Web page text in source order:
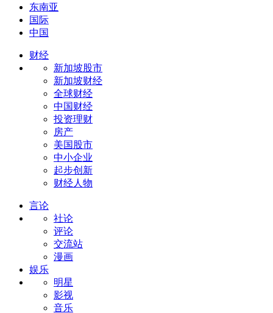
东南亚
国际
中国
财经
新加坡股市
新加坡财经
全球财经
中国财经
投资理财
房产
美国股市
中小企业
起步创新
财经人物
言论
社论
评论
交流站
漫画
娱乐
明星
影视
音乐